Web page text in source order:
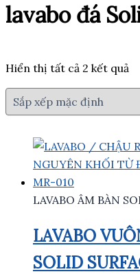
lavabo đá
Hiển thị tất cả 2 kết quả
LAVABO ÂM BÀN
LAVABO
SOLID